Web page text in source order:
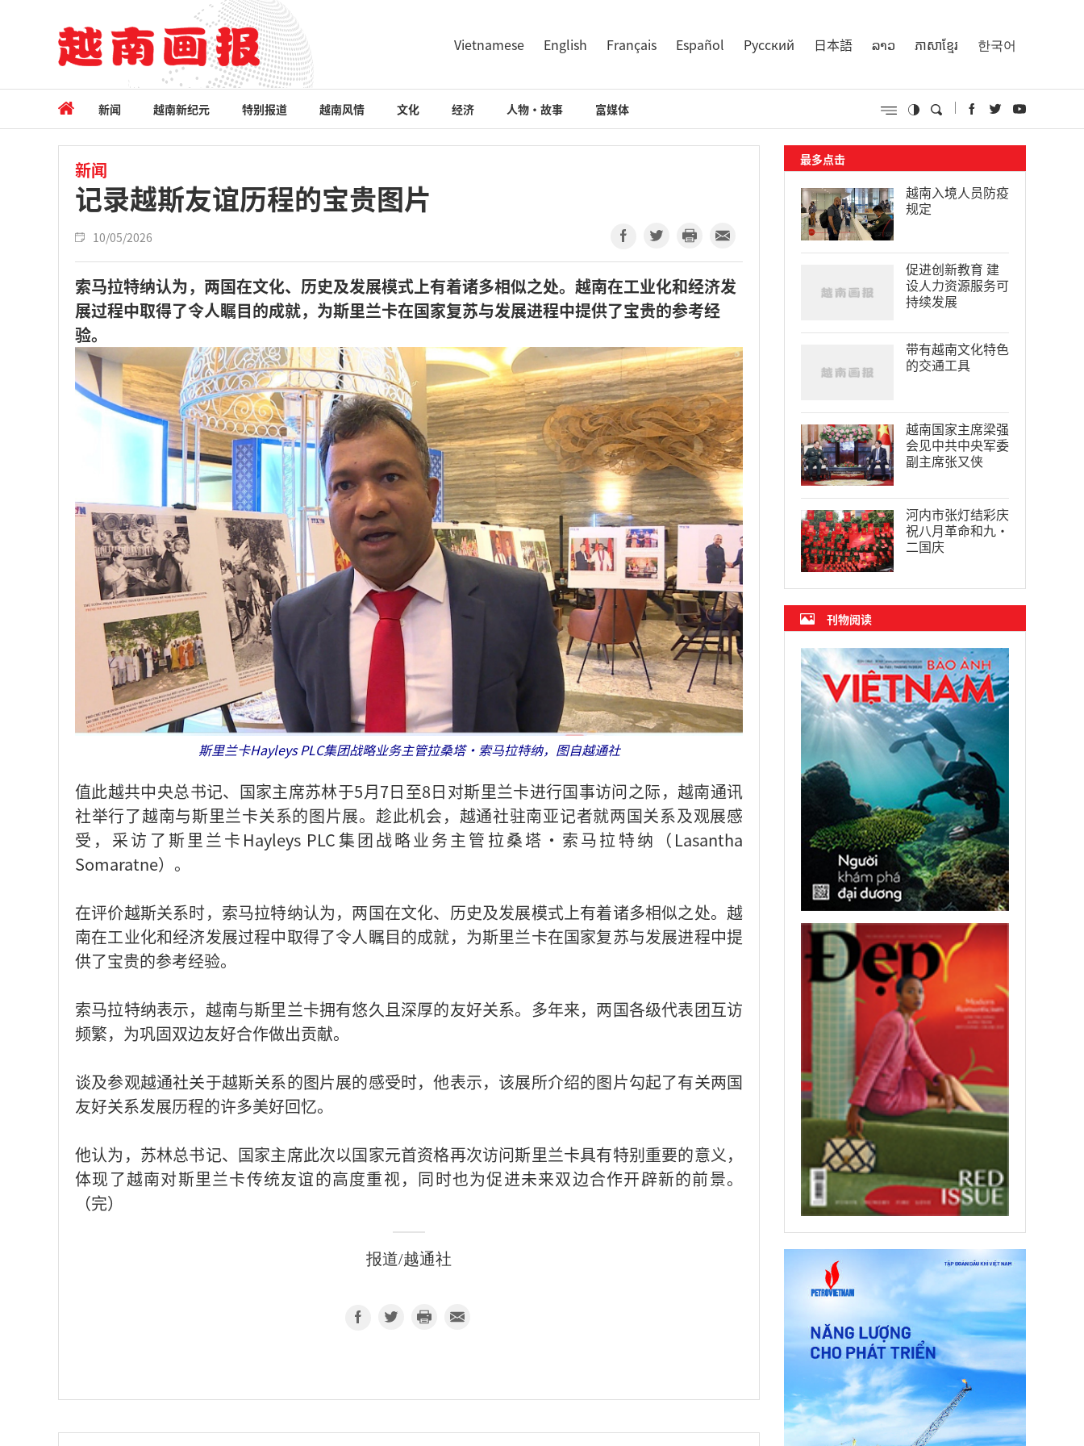
Vietnamese English Français Español Русский 日本語 ລາວ ភាសាខ្មែរ 한국어
新闻 越南新纪元 特别报道 越南风情 文化 经济 人物·故事 富媒体
新闻
记录越斯友谊历程的宝贵图片
10/05/2026
索马拉特纳认为，两国在文化、历史及发展模式上有着诸多相似之处。越南在工业化和经济发
展过程中取得了令人瞩目的成就，为斯里兰卡在国家复苏与发展进程中提供了宝贵的参考经
验。
斯里兰卡Hayleys PLC集团战略业务主管拉桑塔·索马拉特纳，图自越通社
值此越共中央总书记、国家主席苏林于5月7日至8日对斯里兰卡进行国事访问之际，越南通讯
社举行了越南与斯里兰卡关系的图片展。趁此机会，越通社驻南亚记者就两国关系及观展感
受，采访了斯里兰卡Hayleys PLC集团战略业务主管拉桑塔·索马拉特纳（Lasantha
Somaratne）。
在评价越斯关系时，索马拉特纳认为，两国在文化、历史及发展模式上有着诸多相似之处。越
南在工业化和经济发展过程中取得了令人瞩目的成就，为斯里兰卡在国家复苏与发展进程中提
供了宝贵的参考经验。
索马拉特纳表示，越南与斯里兰卡拥有悠久且深厚的友好关系。多年来，两国各级代表团互访
频繁，为巩固双边友好合作做出贡献。
谈及参观越通社关于越斯关系的图片展的感受时，他表示，该展所介绍的图片勾起了有关两国
友好关系发展历程的许多美好回忆。
他认为，苏林总书记、国家主席此次以国家元首资格再次访问斯里兰卡具有特别重要的意义，
体现了越南对斯里兰卡传统友谊的高度重视，同时也为促进未来双边合作开辟新的前景。
（完）
报道/越通社
最多点击
越南入境人员防疫
规定
促进创新教育 建
设人力资源服务可
持续发展
带有越南文化特色
的交通工具
越南国家主席梁强
会见中共中央军委
副主席张又侠
河内市张灯结彩庆
祝八月革命和九·
二国庆
刊物阅读